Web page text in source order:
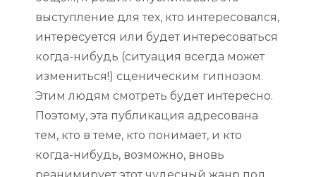
выступление для тех, кто интересовался,
интересуется или будет интересоваться
когда-нибудь (ситуация всегда может
измениться!) сценическим гипнозом.
Этим людям смотреть будет интересно.
Поэтому, эта публикация адресована
тем, кто в теме, кто понимает, и кто
когда-нибудь, возможно, вновь